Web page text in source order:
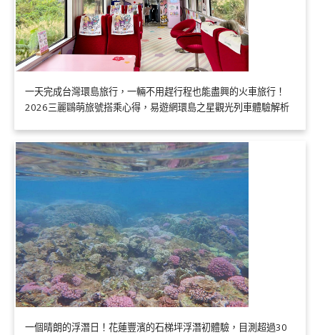
一天完成台灣環島旅行，一輛不用趕行程也能盡興的火車旅行！
2026三麗鷗萌旅號搭乘心得，易遊網環島之星觀光列車體驗解析
一個晴朗的浮潛日！花蓮豐濱的石梯坪浮潛初體驗，目測超過30